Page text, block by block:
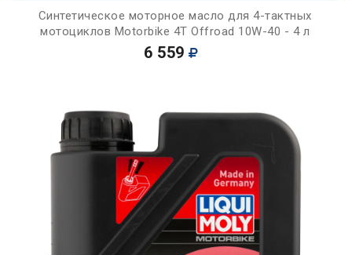
Синтетическое моторное масло для 4-тактных
мотоциклов Motorbike 4T Offroad 10W-40 - 4 л
6 559